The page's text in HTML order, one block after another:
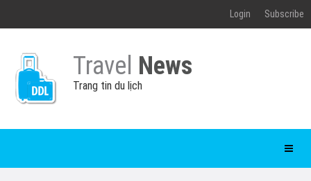
Login Subscribe
Travel News
Trang tin du lịch